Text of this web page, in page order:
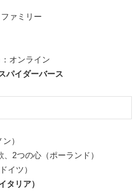
ァミリー
オンライン
パイダーバース
）
、2つの心（ポーランド）
イツ）
タリア）